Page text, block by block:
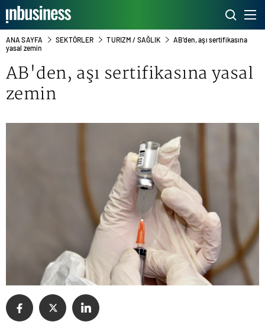
ANA SAYFA SEKTÖRLER TURIZM / SAĞLIK
AB'den, aşı sertifikasına
yasal zemin
AB'den, aşı sertifikasına yasal
zemin